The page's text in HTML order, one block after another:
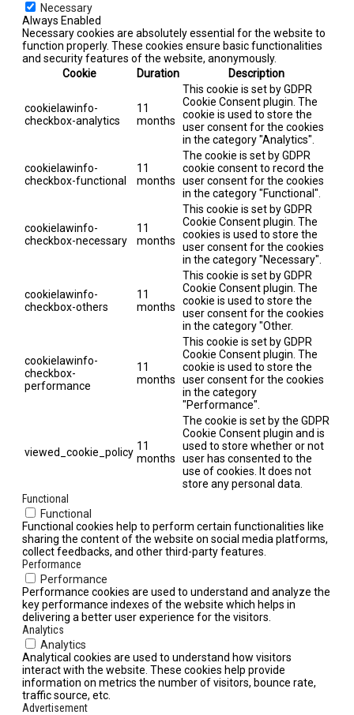
Necessary
Always Enabled
Necessary cookies are absolutely essential for the website to
function properly. These cookies ensure basic functionalities
and security features of the website, anonymously.
Cookie
Duration Description
cookielawinfo-
checkbox-analytics
11
months
This cookie is set by GDPR
Cookie Consent plugin. The
cookie is used to store the
user consent for the cookies
in the category "Analytics".
cookielawinfo-
checkbox-functional
11
months
The cookie is set by GDPR
cookie consent to record the
user consent for the cookies
in the category "Functional".
cookielawinfo-
checkbox-necessary
11
months
This cookie is set by GDPR
Cookie Consent plugin. The
cookies is used to store the
user consent for the cookies
in the category "Necessary".
cookielawinfo-
checkbox-others
11
months
This cookie is set by GDPR
Cookie Consent plugin. The
cookie is used to store the
user consent for the cookies
in the category "Other.
cookielawinfo-
checkbox-
performance
11
months
This cookie is set by GDPR
Cookie Consent plugin. The
cookie is used to store the
user consent for the cookies
in the category
"Performance".
viewed_cookie_policy 11
months
The cookie is set by the GDPR
Cookie Consent plugin and is
used to store whether or not
user has consented to the
use of cookies. It does not
store any personal data.
Functional
Functional
Functional cookies help to perform certain functionalities like
sharing the content of the website on social media platforms,
collect feedbacks, and other third-party features.
Performance
Performance
Performance cookies are used to understand and analyze the
key performance indexes of the website which helps in
delivering a better user experience for the visitors.
Analytics
Analytics
Analytical cookies are used to understand how visitors
interact with the website. These cookies help provide
information on metrics the number of visitors, bounce rate,
traffic source, etc.
Advertisement